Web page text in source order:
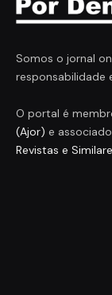
Somos o jornal
responsabilidade
O portal é
(Ajor) e
Revistas e